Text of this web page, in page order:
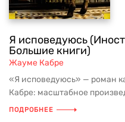
Я исповедуюсь
Большие книги)
Жауме Кабре
«Я исповедуюсь» — роман
Кабре: масштабное
ПОДРОБНЕЕ